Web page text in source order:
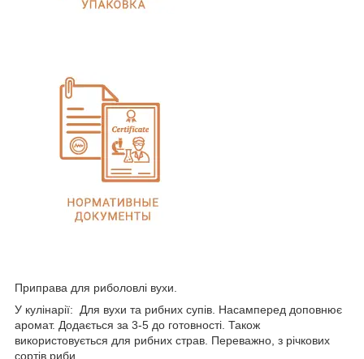
Приправа для риболовлі вухи.
У кулінарії: Для вухи та рибних супів. Насамперед доповнює
аромат. Додається за 3-5 до готовності. Також
використовується для рибних страв. Переважно, з річкових
сортів риби.